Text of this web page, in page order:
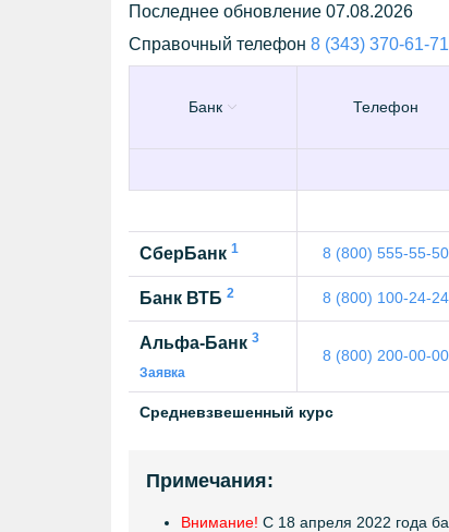
Последнее обновление 07.08.2026
Справочный телефон 8 (343) 370-61-71
Банк Телефон
СберБанк 1 8 (800) 555-55-50
Банк ВТБ 2 8 (800) 100-24-24
Альфа-Банк 3
Заявка
8 (800) 200-00-00
Средневзвешенный курс
Примечания:
Внимание! C 18 апреля 2022 года